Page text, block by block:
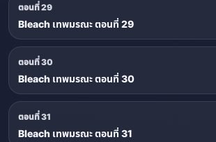
ตอนที่ 29
Bleach เทพมรณะ ตอนที่ 29
ตอนที่ 30
Bleach เทพมรณะ ตอนที่ 30
ตอนที่ 31
Bleach เทพมรณะ ตอนที่ 31